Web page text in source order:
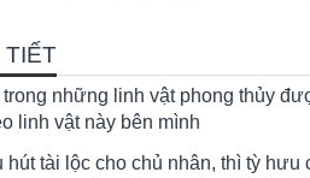
TIẾT
những linh vật phong thủy
linh vật này bên mình
hút tài lộc cho chủ nhân, thì tỳ